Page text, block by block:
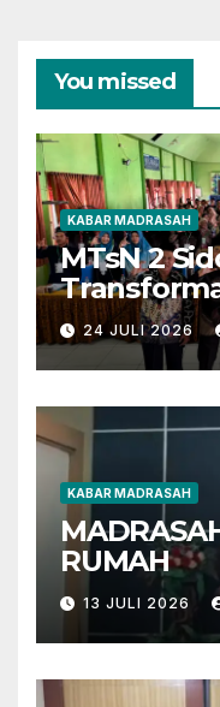
You missed
KABAR MADRASAH
MTsN 2
Berbasis
Learning
24 JULI 2026
KABAR MADRASAH
RUMAH
13 JULI 2026